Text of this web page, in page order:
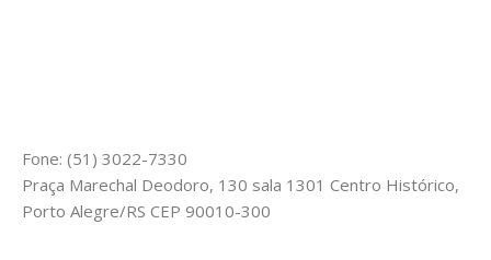
Fone: (51) 3022-7330
Praça Marechal Deodoro, 130 sala 1301 Centro Histórico,
Porto Alegre/RS CEP 90010-300